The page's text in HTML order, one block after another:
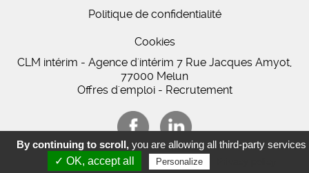
Politique de confidentialité
Cookies
CLM intérim - Agence d'intérim 7 Rue Jacques Amyot,
77000 Melun
Offres d'emploi - Recrutement
By continuing to scroll, you are allowing all third-party services
✓ OK, accept all
Personalize